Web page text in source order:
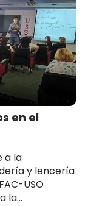
en el
a la
y lencería
USO
la...